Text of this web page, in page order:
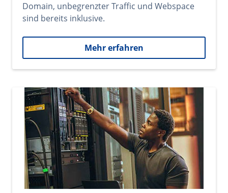
Domain, unbegrenzter Traffic und Webspace
sind bereits inklusive.
Mehr erfahren